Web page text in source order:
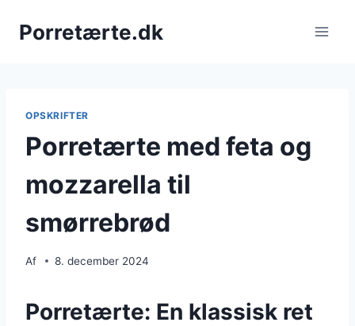
Porretærte.dk
OPSKRIFTER
Porretærte med feta og
mozzarella til
smørrebrød
Af 8. december 2024
Porretærte: En klassisk ret